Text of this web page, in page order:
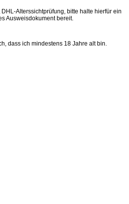
Alterssichtprüfung, bitte halte hierfür ein
Ausweisdokument bereit.
dass ich mindestens 18 Jahre alt bin.